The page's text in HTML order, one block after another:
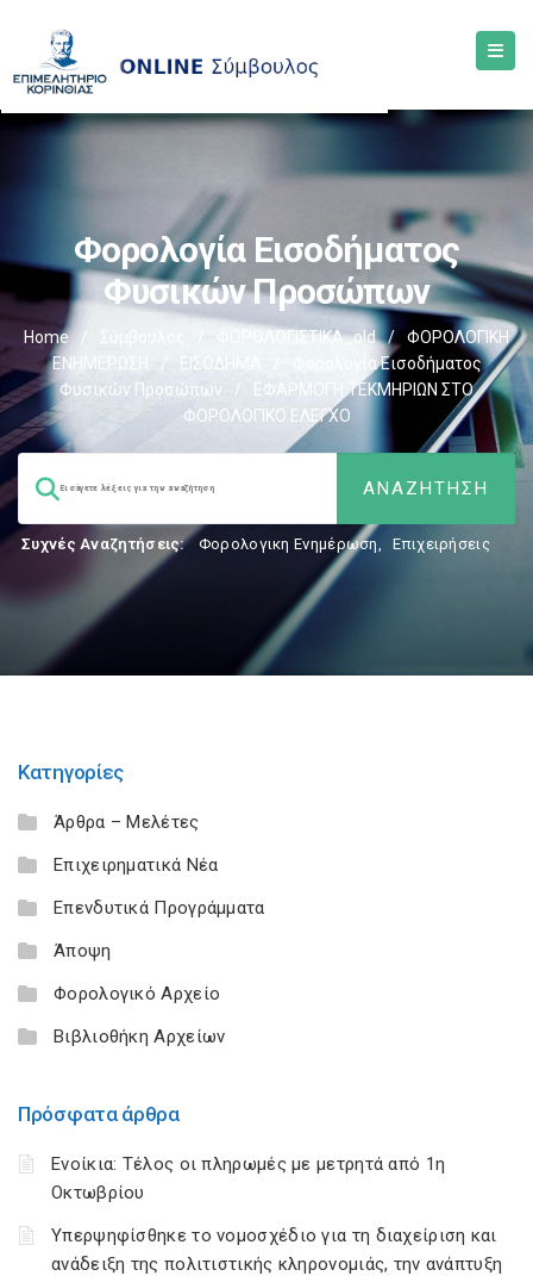
Φορολογία Εισοδήματος
Φυσικών Προσώπων
Home / Σύμβουλος ΦΟΡΟΛΟΓΙΣΤΙΚΑ_old /
ΦΟΡΟΛΟΓΙΚΗ
ΕΝΗΜΕΡΩΣΗ
/ ΕΙΣΟΔΗΜΑ
Φορολογία Εισοδήματος
Φυσικών Προσώπων
/
ΕΦΑΡΜΟΓΗ ΤΕΚΜΗΡΙΩΝ ΣΤΟ
ΦΟΡΟΛΟΓΙΚΟ ΕΛΕΓΧΟ
Συχνές Αναζητήσεις: Φορολογικη Ενημέρωση, Επιχειρήσεις
Κατηγορίες
Άρθρα – Μελέτες
Επιχειρηματικά Νέα
Επενδυτικά Προγράμματα
Άποψη
Φορολογικό Αρχείο
Βιβλιοθήκη Αρχείων
Πρόσφατα άρθρα
Ενοίκια: Τέλος οι πληρωμές με μετρητά από 1η
Οκτωβρίου
Υπερψηφίσθηκε το νομοσχέδιο για τη διαχείριση και
ανάδειξη της πολιτιστικής κληρονομιάς, την ανάπτυξη